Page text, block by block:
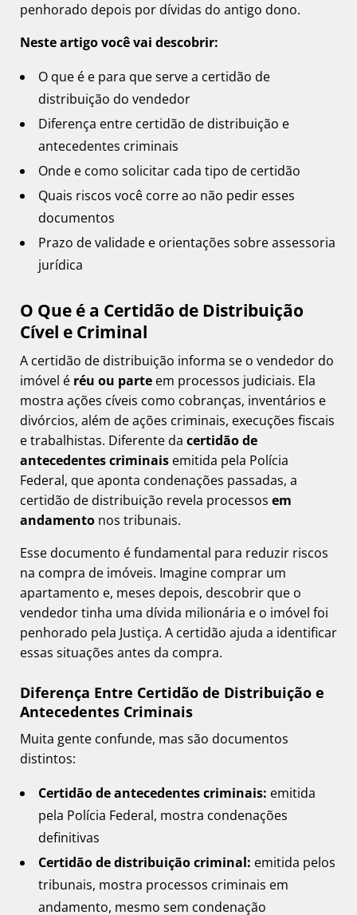
penhorado depois por dívidas do antigo dono.
Neste artigo você vai descobrir:
O que é e para que serve a certidão de
distribuição do vendedor
Diferença entre certidão de distribuição e
antecedentes criminais
Onde e como solicitar cada tipo de certidão
Quais riscos você corre ao não pedir esses
documentos
Prazo de validade e orientações sobre assessoria
jurídica
O Que é a Certidão de Distribuição
Cível e Criminal
A certidão de distribuição informa se o vendedor do
imóvel é réu ou parte em processos judiciais. Ela
mostra ações cíveis como cobranças, inventários e
divórcios, além de ações criminais, execuções fiscais
e trabalhistas. Diferente da certidão de
antecedentes criminais emitida pela Polícia
Federal, que aponta condenações passadas, a
certidão de distribuição revela processos em
andamento nos tribunais.
Esse documento é fundamental para reduzir riscos
na compra de imóveis. Imagine comprar um
apartamento e, meses depois, descobrir que o
vendedor tinha uma dívida milionária e o imóvel foi
penhorado pela Justiça. A certidão ajuda a identificar
essas situações antes da compra.
Diferença Entre Certidão de Distribuição e
Antecedentes Criminais
Muita gente confunde, mas são documentos
distintos:
Certidão de antecedentes criminais: emitida
pela Polícia Federal, mostra condenações
definitivas
Certidão de distribuição criminal: emitida pelos
tribunais, mostra processos criminais em
andamento, mesmo sem condenação